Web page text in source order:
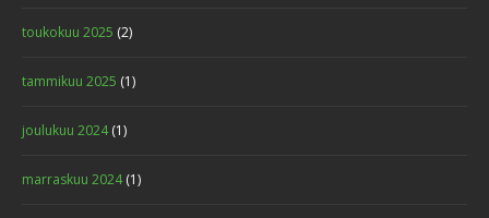
toukokuu 2025 (2)
tammikuu 2025 (1)
joulukuu 2024(1)
marraskuu 2024(1)